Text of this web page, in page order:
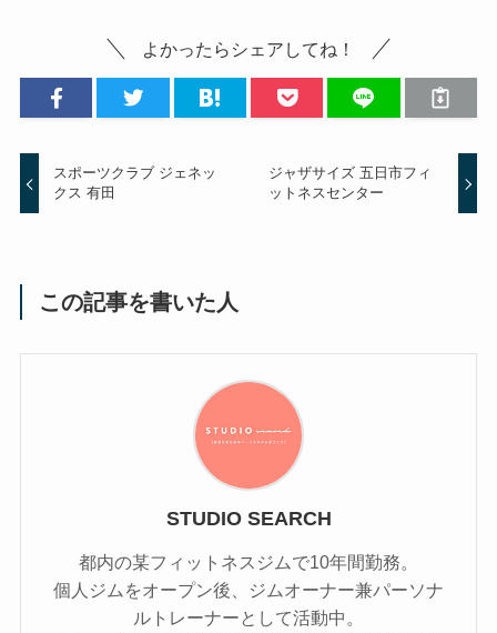
よかったらシェアしてね！
スポーツクラブ ジェネッ
クス 有田
ジャザサイズ 五日市フィ
ットネスセンター
この記事を書いた人
STUDIO SEARCH
都内の某フィットネスジムで10年間勤務。
個人ジムをオープン後、ジムオーナー兼パーソナ
ルトレーナーとして活動中。